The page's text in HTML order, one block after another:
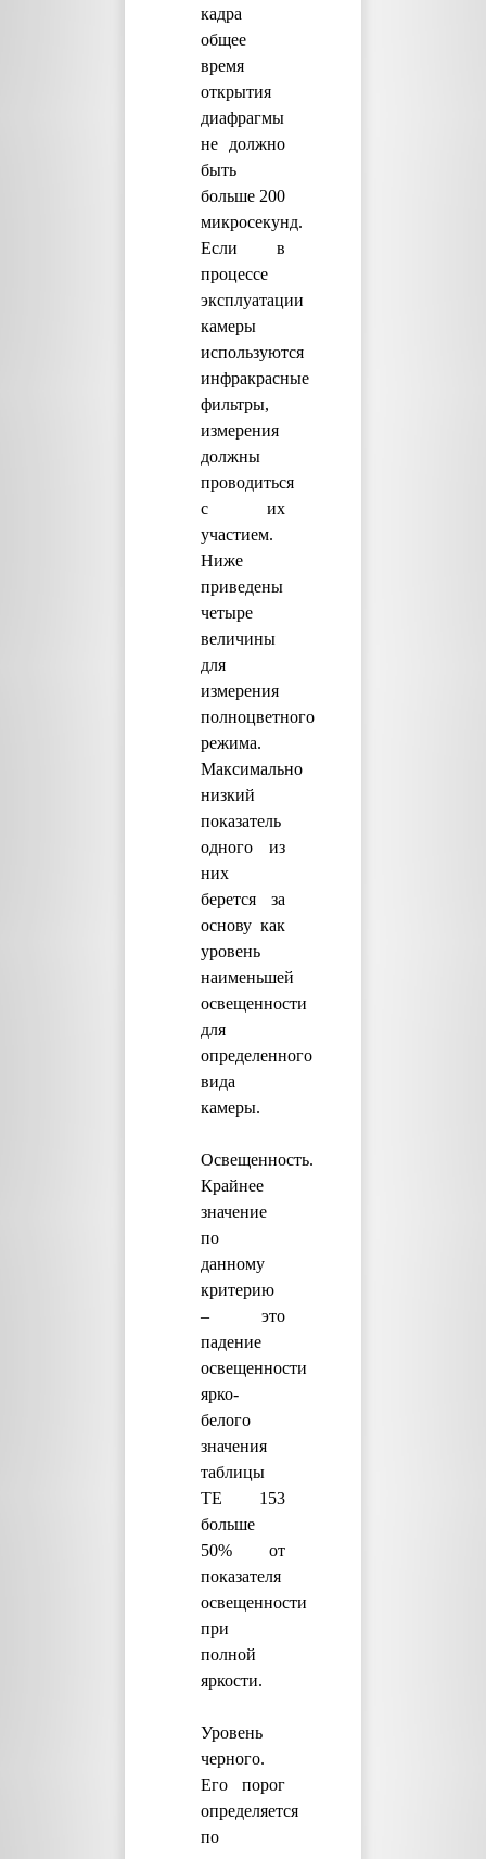
кадра
общее
время
открытия
диафрагмы
не должно
быть
больше 200
микросекунд.
Если в
процессе
эксплуатации
камеры
используются
инфракрасные
фильтры,
измерения
должны
проводиться
с их
участием.
Ниже
приведены
четыре
величины
для
измерения
полноцветного
режима.
Максимально
низкий
показатель
одного из
них
берется за
основу как
уровень
наименьшей
освещенности
для
определенного
вида
камеры.
Освещенность.
Крайнее
значение
по
данному
критерию
– это
падение
освещенности
ярко-
белого
значения
таблицы
TE 153
больше
50% от
показателя
освещенности
при
полной
яркости.
Уровень
черного.
Его порог
определяется
по